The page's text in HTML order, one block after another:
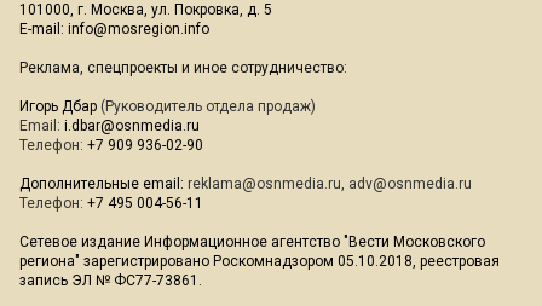
101000, г. Москва, ул. Покровка, д. 5
E-mail: info@mosregion.info
Реклама, спецпроекты и иное сотрудничество:
Игорь Дбар (Руководитель отдела продаж)
Email: i.dbar@osnmedia.ru
Телефон: +7 909 936-02-90
Дополнительные email: reklama@osnmedia.ru, adv@osnmedia.ru
Телефон: +7 495 004-56-11
Сетевое издание Информационное агентство "Вести Московского
региона" зарегистрировано Роскомнадзором 05.10.2018, реестровая
запись ЭЛ № ФС77-73861.